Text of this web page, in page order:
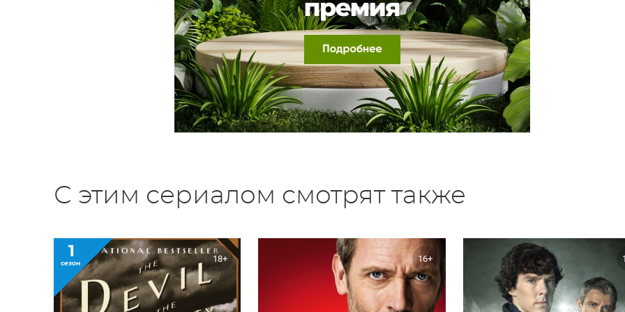
С этим сериалом смотрят также
1
сезон 18+ 16+